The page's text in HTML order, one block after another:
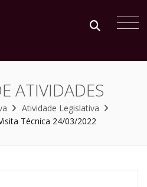
ATIVIDADES
Atividade Legislativa
Técnica 24/03/2022